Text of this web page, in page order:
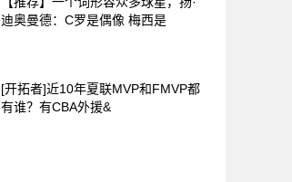
迪奥曼德：C罗是偶像 梅西是
[开拓者]近10年夏联MVP和FMVP都
有谁？有CBA外援&